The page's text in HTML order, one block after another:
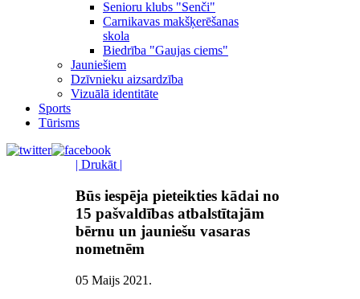
Senioru klubs "Senči"
Carnikavas makšķerēšanas
skola
Biedrība "Gaujas ciems"
Jauniešiem
Dzīvnieku aizsardzība
Vizuālā identitāte
Sports
Tūrisms
| Drukāt |
Būs iespēja pieteikties kādai no
15 pašvaldības atbalstītajām
bērnu un jauniešu vasaras
nometnēm
05 Maijs 2021 .